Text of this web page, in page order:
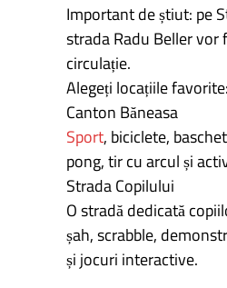
Important de știut: pe
strada Radu Beller
circulație.
Alegeți locațiile favorite:
Canton Băneasa
Sport, biciclete,
pong, tir cu arcul și
Strada Copilului
O stradă dedicată
șah, scrabble,
și jocuri interactive.